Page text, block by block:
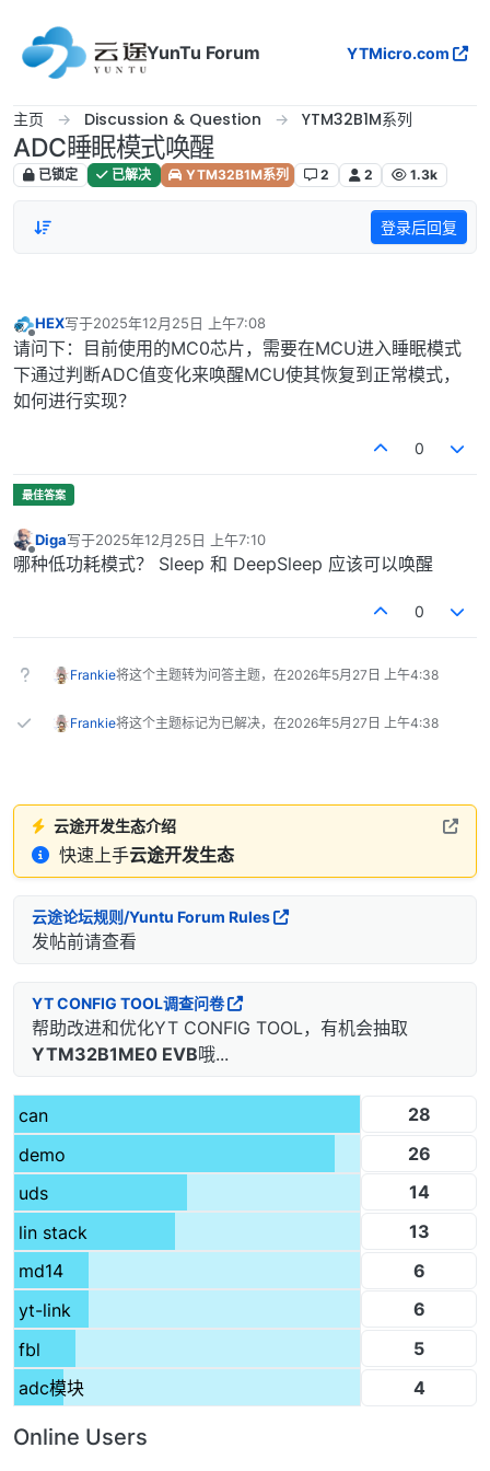
YunTu Forum
YTMicro.com
主页 Discussion & Question YTM32B1M系列
ADC睡眠模式唤醒
已锁定 已解决 YTM32B1M系列 2 2 1.3k
登录后回复
离线
HEX写于2025年12月25日 上午7:08
最后由 编辑
请问下：目前使用的MC0芯片，需要在MCU进入睡眠模式
下通过判断ADC值变化来唤醒MCU使其恢复到正常模式，
如何进行实现？
0
离线
Diga写于2025年12月25日 上午7:10
最后由 编辑
哪种低功耗模式？ Sleep 和 DeepSleep 应该可以唤醒
0
Frankie将这个主题转为问答主题，在2026年5月27日 上午4:38
Frankie将这个主题标记为已解决，在2026年5月27日 上午4:38
云途开发生态介绍
快速上手云途开发生态
云途论坛规则/Yuntu Forum Rules
发帖前请查看
YT CONFIG TOOL调查问卷
帮助改进和优化YT CONFIG TOOL，有机会抽取
YTM32B1ME0 EVB哦...
can
28
demo
26
uds
14
lin stack
13
md14
6
yt-link
6
fbl
5
adc模块
4
Online Users